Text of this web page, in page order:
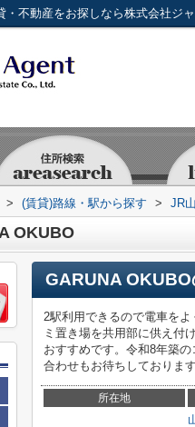
不動産をお探しなら株式会社ジ
> (賃貸)路線・駅から探す > JR
OKUBO
GARUNA OKUBO
2駅利用できるので電車を
ミ置き場を共用部に供え付
おすすめです。令和8年築
合わせもお待ちしておりま
所在地